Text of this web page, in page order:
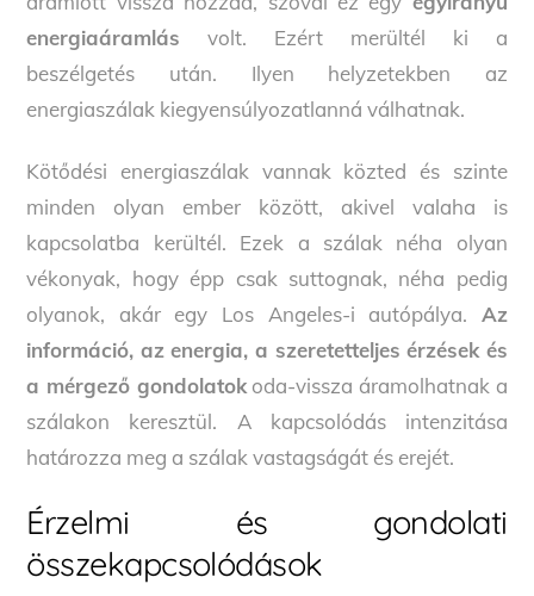
energiaáramlás volt. Ezért merültél ki a
beszélgetés után. Ilyen helyzetekben az
energiaszálak kiegyensúlyozatlanná válhatnak.
Kötődési energiaszálak vannak közted és szinte
minden olyan ember között, akivel valaha is
kapcsolatba kerültél. Ezek a szálak néha olyan
vékonyak, hogy épp csak suttognak, néha pedig
olyanok, akár egy Los Angeles-i autópálya. Az
információ, az energia, a szeretetteljes érzések és
a mérgező gondolatokoda-vissza áramolhatnak a
szálakon keresztül. A kapcsolódás intenzitása
határozza meg a szálak vastagságát és erejét.
Érzelmi és gondolati
összekapcsolódások